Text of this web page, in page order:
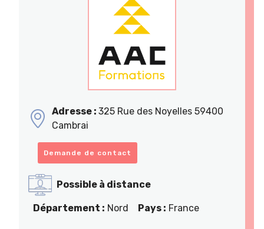
Adresse : 325 Rue des Noyelles 59400
Cambrai
Demande de contact
Possible à distance
Département : Nord Pays : France